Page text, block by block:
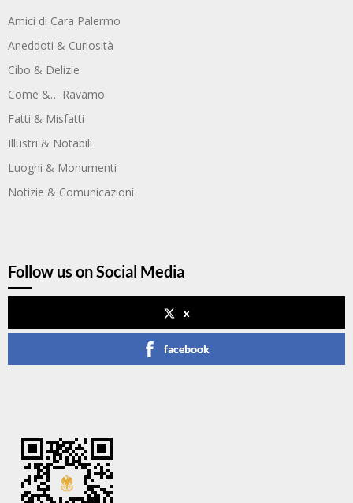
Amici di Cara Palermo
Aneddoti & Curiosità
Cibo & Delizie
Come &… Ravamo
Fatti & Misfatti
Illustri & Notabili
Luoghi & Monumenti
Notizie & Comunicazioni
Follow us on Social Media
x
facebook